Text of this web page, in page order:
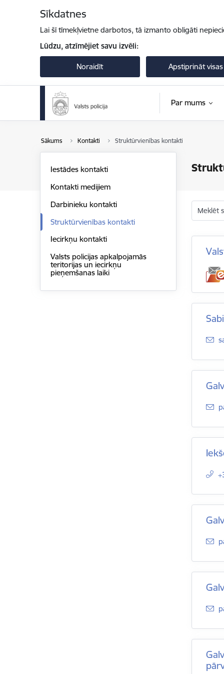
Sīkdatnes
Lai šī tīmekļvietne darbotos, tā izmanto obligāti
Lūdzu, atzīmējiet savu izvēli:
Noraidīt Apstiprināt visas
Par mums
Sākums Kontakti Struktūrvienības kontakti
Iestādes kontakti
Kontakti medijiem
Darbinieku kontakti
Struktūrvienības kontakti
Iecirkņu kontakti
Valsts policijas apkalpojamās
teritorijas un iecirkņu
pieņemšanas laiki
Meklēt